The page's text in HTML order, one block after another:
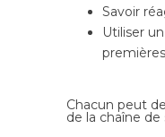
Savoir
Utiliser
Chacun peut
de la chaîne de